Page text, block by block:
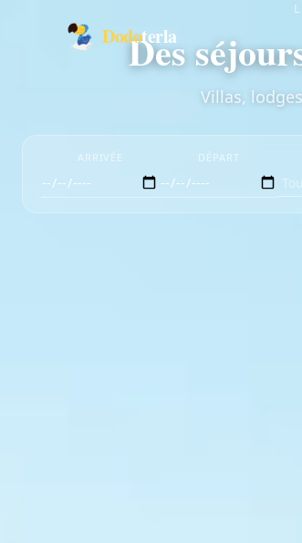
Dodoterla
Des
Villas,
ARRIVÉE DÉPART